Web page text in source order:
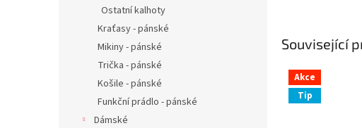
Ostatní kalhoty
Kraťasy - pánské
Mikiny - pánské
Trička - pánské
Košile - pánské
Funkční prádlo - pánské
Dámské
Související
Akce
Tip